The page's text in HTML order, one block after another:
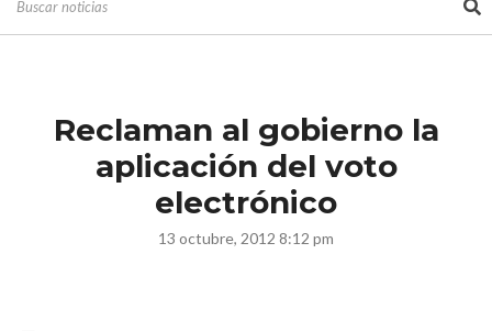
Reclaman al gobierno la
aplicación del voto
electrónico
13 octubre, 2012 8:12 pm